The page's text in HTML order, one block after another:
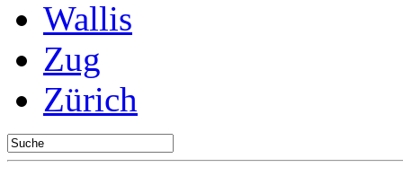
Wallis
Zug
Zürich